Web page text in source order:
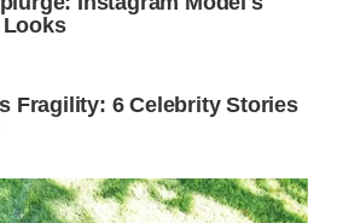
de placas danificadas,